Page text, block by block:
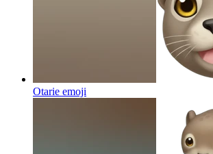
Otarie emoji